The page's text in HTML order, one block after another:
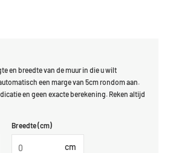
en breedte van de muur in die u wilt
een marge van 5cm rondom aan.
en geen exacte berekening. Reken altijd
Breedte (cm)
cm